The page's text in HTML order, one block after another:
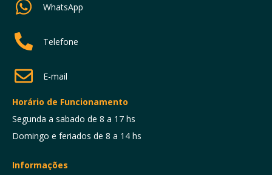
WhatsApp
Telefone
E-mail
Horário de Funcionamento
Segunda a sabado de 8 a 17 hs
Domingo e feriados de 8 a 14 hs
Informações